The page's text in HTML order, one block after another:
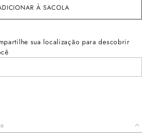
À SACOLA
sua localização para descobrir